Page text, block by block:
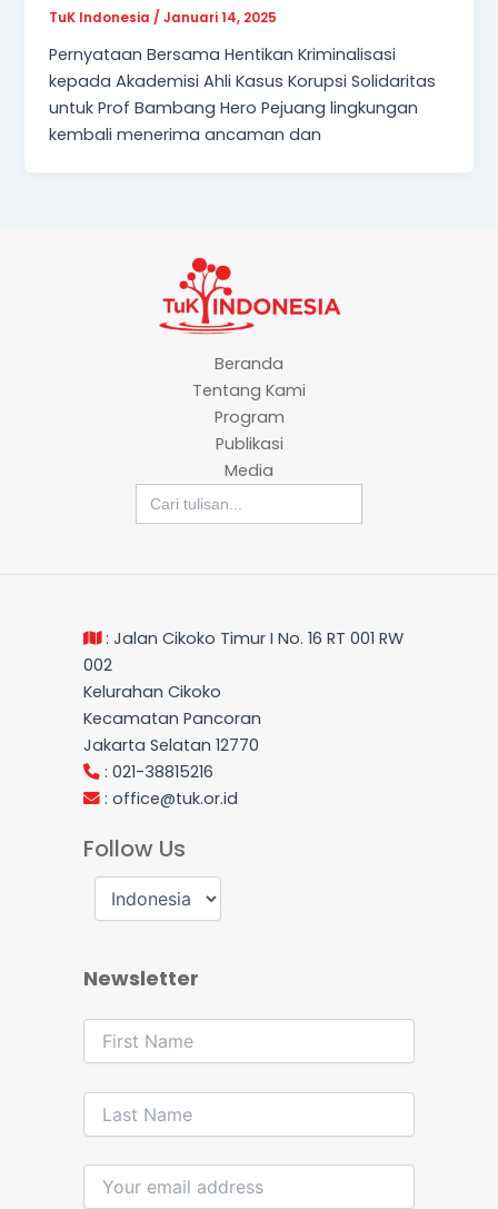
TuK Indonesia /Januari 14, 2025
Pernyataan Bersama Hentikan Kriminalisasi
kepada Akademisi Ahli Kasus Korupsi Solidaritas
untuk Prof Bambang Hero Pejuang lingkungan
kembali menerima ancaman dan
Beranda
Tentang Kami
Program
Publikasi
Media
Search
for:
: Jalan Cikoko Timur I No. 16 RT 001 RW
002
Kelurahan Cikoko
Kecamatan Pancoran
Jakarta Selatan 12770
: 021-38815216
: office@tuk.or.id
Follow Us
Newsletter